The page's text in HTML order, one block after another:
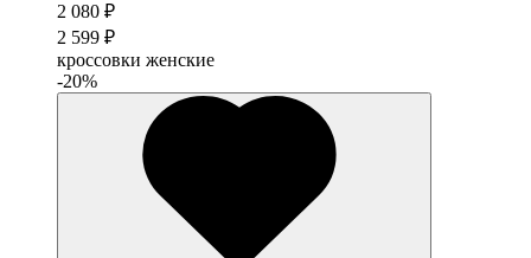
2 080 ₽
2 599 ₽
кроссовки женские
-20%